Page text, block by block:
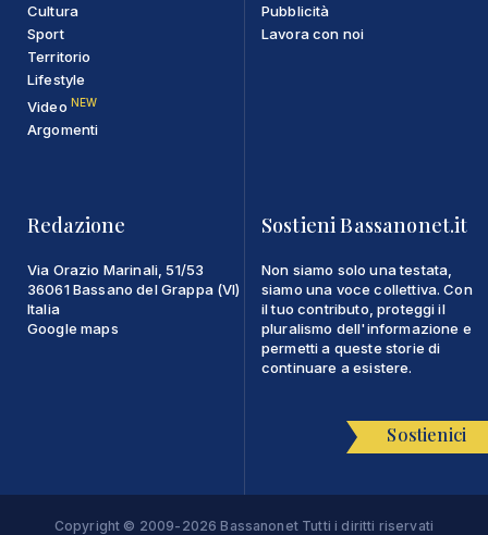
Cultura
Sport
Territorio
Lifestyle
Video NEW
Argomenti
Pubblicità
Lavora con noi
Redazione
Via Orazio Marinali, 51/53
36061 Bassano del Grappa (VI)
Italia
Google maps
Sostieni Bassanonet.it
Non siamo solo una testata,
siamo una voce collettiva. Con
il tuo contributo, proteggi il
pluralismo dell'informazione e
permetti a queste storie di
continuare a esistere.
Sostienici
Copyright © 2009-2026 Bassanonet Tutti i diritti riservati